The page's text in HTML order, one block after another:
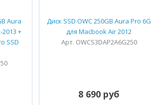
Aura
+
SSD
Диск SSD OWC 250GB Aura Pro 6G
для Macbook Air 2012
Арт. OWCS3DAP2A6G250
8 690 руб